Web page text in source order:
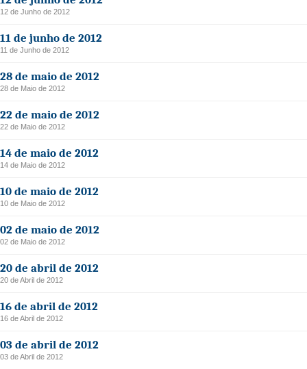
12 de Junho de 2012
11 de junho de 2012
11 de Junho de 2012
28 de maio de 2012
28 de Maio de 2012
22 de maio de 2012
22 de Maio de 2012
14 de maio de 2012
14 de Maio de 2012
10 de maio de 2012
10 de Maio de 2012
02 de maio de 2012
02 de Maio de 2012
20 de abril de 2012
20 de Abril de 2012
16 de abril de 2012
16 de Abril de 2012
03 de abril de 2012
03 de Abril de 2012